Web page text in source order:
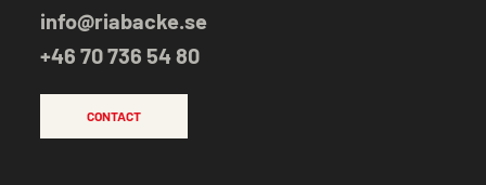
info@riabacke.se
+46 70 736 54 80
CONTACT